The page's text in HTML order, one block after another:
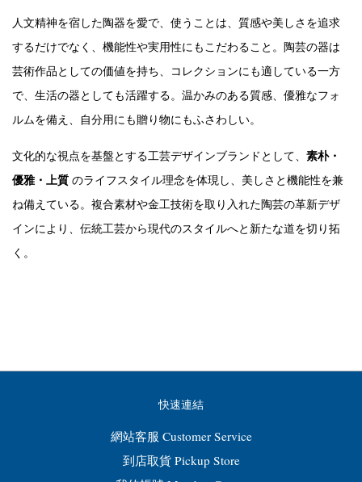
人文精神を宿した陶器を愛で、使うことは、質感や美しさを追求
するだけでなく、機能性や実用性にもこだわること。陶芸の器は
芸術作品としての価値を持ち、コレクションにも適している一方
で、生活の器としても活躍する。温かみのある質感、優雅なフォ
ルムを備え、自分用にも贈り物にもふさわしい。
文化的な視点を基盤とする工芸デザインブランドとして、 素朴・
優雅・上質 のライフスタイル理念を体現し、美しさと機能性を兼
ね備えている。複合素材や金工技術を取り入れた陶芸の革新デザ
インにより、伝統工芸から現代のスタイルへと新たな道を切り拓
く。
快速連結
網站客服 Customer Service
到店取貨 Pickup Store